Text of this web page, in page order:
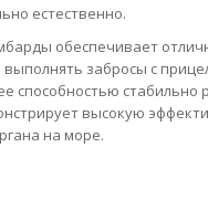
естественно.
обеспечивает
забросы с
способностью стабильно
высокую
на море.